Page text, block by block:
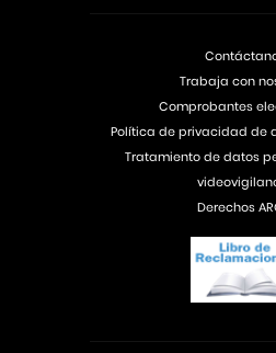
Trabaja con
Comprobantes
Política de privacidad de
Tratamiento de datos
Derechos